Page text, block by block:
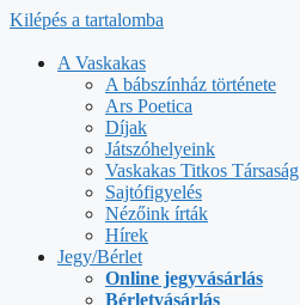
Kilépés a tartalomba
A Vaskakas
A bábszínház története
Ars Poetica
Díjak
Játszóhelyeink
Vaskakas Titkos Társaság
Sajtófigyelés
Nézőink írták
Hírek
Jegy/Bérlet
Online jegyvásárlás
Bérletvásárlás